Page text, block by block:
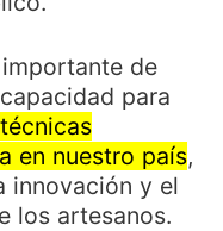
de
para
en nuestro país,
innovación y el
los artesanos.